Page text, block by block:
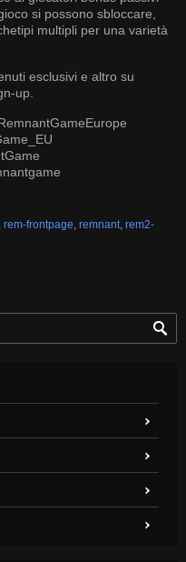
si possono sbloccare,
multipli per una varietà
esclusivi e altro su
up
, rem-frontpage, remnant, rem2-